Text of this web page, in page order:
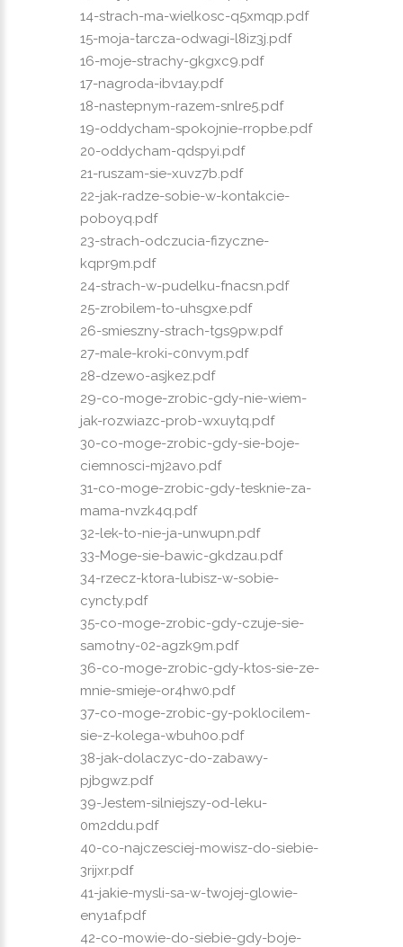
14-strach-ma-wielkosc-q5xmqp.pdf
15-moja-tarcza-odwagi-l8iz3j.pdf
16-moje-strachy-gkgxc9.pdf
17-nagroda-ibv1ay.pdf
18-nastepnym-razem-snlre5.pdf
19-oddycham-spokojnie-rropbe.pdf
20-oddycham-qdspyi.pdf
21-ruszam-sie-xuvz7b.pdf
22-jak-radze-sobie-w-kontakcie-
poboyq.pdf
23-strach-odczucia-fizyczne-
kqpr9m.pdf
24-strach-w-pudelku-fnacsn.pdf
25-zrobilem-to-uhsgxe.pdf
26-smieszny-strach-tgs9pw.pdf
27-male-kroki-c0nvym.pdf
28-dzewo-asjkez.pdf
29-co-moge-zrobic-gdy-nie-wiem-
jak-rozwiazc-prob-wxuytq.pdf
30-co-moge-zrobic-gdy-sie-boje-
ciemnosci-mj2avo.pdf
31-co-moge-zrobic-gdy-tesknie-za-
mama-nvzk4q.pdf
32-lek-to-nie-ja-unwupn.pdf
33-Moge-sie-bawic-gkdzau.pdf
34-rzecz-ktora-lubisz-w-sobie-
cyncty.pdf
35-co-moge-zrobic-gdy-czuje-sie-
samotny-02-agzk9m.pdf
36-co-moge-zrobic-gdy-ktos-sie-ze-
mnie-smieje-or4hw0.pdf
37-co-moge-zrobic-gy-poklocilem-
sie-z-kolega-wbuh0o.pdf
38-jak-dolaczyc-do-zabawy-
pjbgwz.pdf
39-Jestem-silniejszy-od-leku-
0m2ddu.pdf
40-co-najczesciej-mowisz-do-siebie-
3rijxr.pdf
41-jakie-mysli-sa-w-twojej-glowie-
eny1af.pdf
42-co-mowie-do-siebie-gdy-boje-